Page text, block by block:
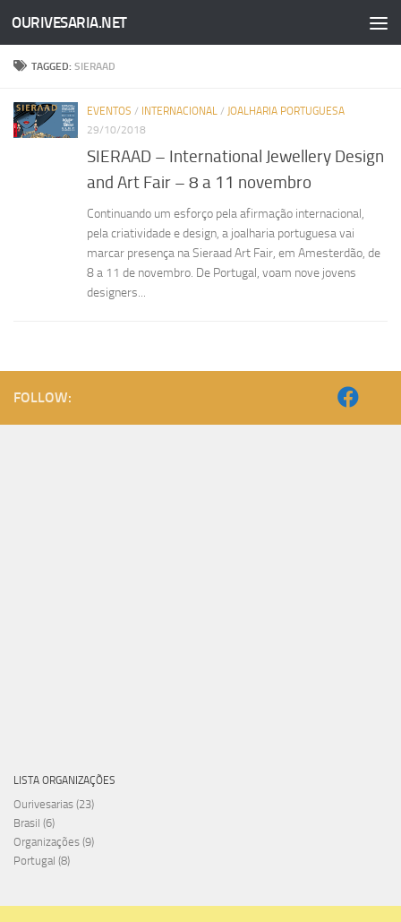
Skip to content
OURIVESARIA.NET
TAGGED:SIERAAD
EVENTOS / INTERNACIONAL / JOALHARIA PORTUGUESA
29/10/2018
SIERAAD – International Jewellery Design
and Art Fair – 8 a 11 novembro
Continuando um esforço pela afirmação internacional,
pela criatividade e design, a joalharia portuguesa vai
marcar presença na Sieraad Art Fair, em Amesterdão, de
8 a 11 de novembro. De Portugal, voam nove jovens
designers...
FOLLOW:
LISTA ORGANIZAÇÕES
Ourivesarias (23)
Brasil (6)
Organizações (9)
Portugal (8)